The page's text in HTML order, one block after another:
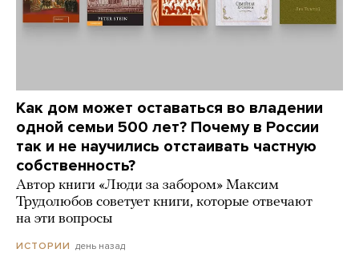
Как дом может оставаться во владении
одной семьи 500 лет? Почему в России
так и не научились отстаивать частную
собственность?
Автор книги «Люди за забором» Максим
Трудолюбов советует книги, которые отвечают
на эти вопросы
ИСТОРИИ день назад